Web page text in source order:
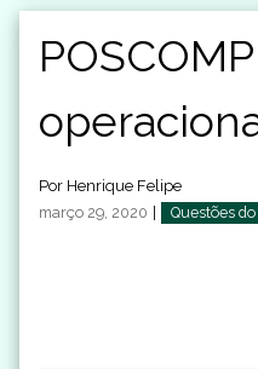
Por Henrique Felipe
março 29, 2020
Questões do